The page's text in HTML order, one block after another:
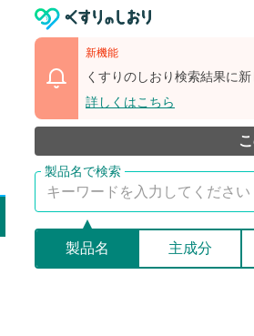
新機能
くすりのしおり検索結果に
詳しくはこちら
製品名 主成分